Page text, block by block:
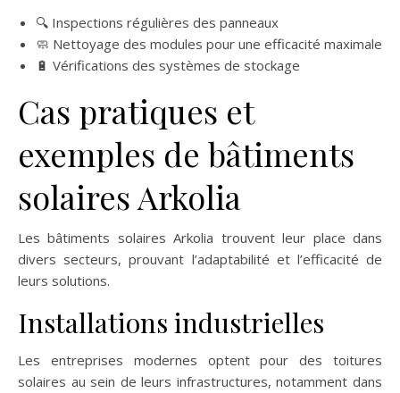
🔍 Inspections régulières des panneaux
🧼 Nettoyage des modules pour une efficacité maximale
🔋 Vérifications des systèmes de stockage
Cas pratiques et
exemples de bâtiments
solaires Arkolia
Les bâtiments solaires Arkolia trouvent leur place dans
divers secteurs, prouvant l’adaptabilité et l’efficacité de
leurs solutions.
Installations industrielles
Les entreprises modernes optent pour des toitures
solaires au sein de leurs infrastructures, notamment dans